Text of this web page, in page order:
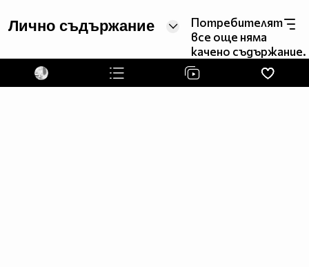
Лично съдържание
Потребителят
все още няма
качено съдържание.